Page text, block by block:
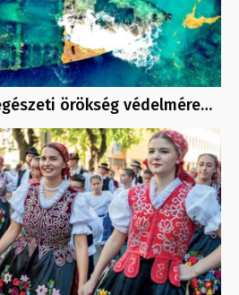
örökség védelmére…